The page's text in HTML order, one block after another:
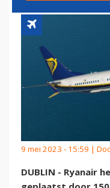
9 mei 2023 - 15:59 |
DUBLIN - Ryanair